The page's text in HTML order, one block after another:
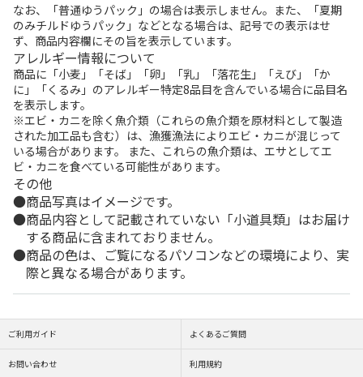
なお、「普通ゆうパック」の場合は表示しません。また、「夏期
のみチルドゆうパック」などとなる場合は、記号での表示はせ
ず、商品内容欄にその旨を表示しています。
アレルギー情報について
商品に「小麦」「そば」「卵」「乳」「落花生」「えび」「か
に」「くるみ」のアレルギー特定8品目を含んでいる場合に品目名
を表示します。
※エビ・カニを除く魚介類（これらの魚介類を原材料として製造
された加工品も含む）は、漁獲漁法によりエビ・カニが混じって
いる場合があります。 また、これらの魚介類は、エサとしてエ
ビ・カニを食べている可能性があります。
その他
商品写真はイメージです。
商品内容として記載されていない「小道具類」はお届け
する商品に含まれておりません。
商品の色は、ご覧になるパソコンなどの環境により、実
際と異なる場合があります。
ご利用ガイド よくあるご質問
お問い合わせ 利用規約